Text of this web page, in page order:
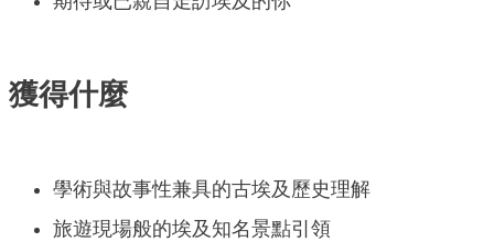
獲得什麼
學術與故事性兼具的古埃及歷史理解
旅遊現場般的埃及知名景點引領